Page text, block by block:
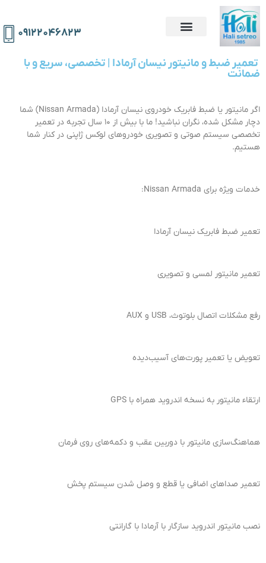
۰۹۱۲۲۰۴۶۸۲۳
️ تعمیر ضبط و مانیتور نیسان آرمادا | تخصصی، سریع و با
ضمانت
اگر مانیتور یا ضبط فابریک خودروی نیسان آرمادا (Nissan Armada) شما
دچار مشکل شده، نگران نباشید! ما با بیش از ۱۰ سال تجربه در تعمیر
تخصصی سیستم صوتی و تصویری خودروهای لوکس ژاپنی در کنار شما
هستیم.
خدمات ویژه برای Nissan Armada:
تعمیر ضبط فابریک نیسان آرمادا
تعمیر مانیتور لمسی و تصویری
رفع مشکلات اتصال بلوتوث، USB و AUX
تعویض یا تعمیر پورت‌های آسیب‌دیده
ارتقاء مانیتور به نسخه اندروید همراه با GPS
هماهنگ‌سازی مانیتور با دوربین عقب و دکمه‌های روی فرمان
تعمیر صداهای اضافی یا قطع‌ و وصل شدن سیستم پخش
نصب مانیتور اندروید سازگار با آرمادا با گارانتی